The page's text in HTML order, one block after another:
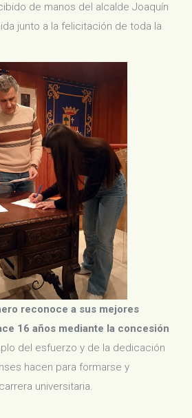
de manos del alcalde Joaquín
junto a la felicitación de toda la
reconoce a sus mejores
16 años mediante la concesión
del esfuerzo y de la dedicación
hacen para formarse y
universitaria.